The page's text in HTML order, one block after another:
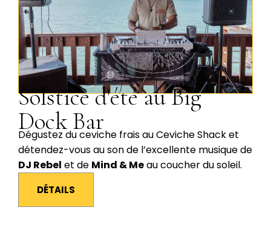
Solstice d'été au Big
Dock Bar
Dégustez du ceviche frais au Ceviche Shack et
détendez-vous au son de l’excellente musique de
DJ Rebel et de Mind & Meau coucher du soleil.
DÉTAILS